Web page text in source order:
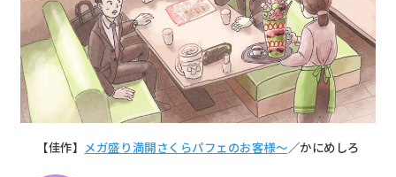
【佳作】 メガ盛り満開さくらパフェのお客様～／かにめしろ